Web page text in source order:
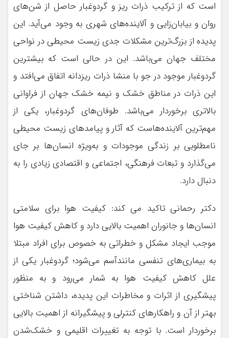
است که از ترکیب ذرات ریز و گردوغبار حاصل از شن‌های
روان و بیابان‌زایی و آلاینده‌های شهری به وجود می‌آید. این
پدیده از بزرگ‌ترین مشکلات جدی زیست محیطی در نواحی
مختلف جهان می‌باشد. این در حالی است که بیشترین
گردوغبار موجود در جو با منشا ذرات ریزدانه اتفاق می‌افتد و
این ذرات در مناطق خشک و نیمه خشک جهان از فراوانی
بالاتری برخوردار می‌باشد. طوفان‌های گردوغبار، یکی از
مهم‌ترین آلاینده‌هاست که آثار و پیامدهای زیست محیطی
نامطلوبی بر زندگی موجودات و به‌ویژه انسان‌ها بر جای
می‌گذارد و تبعات فرهنگی، اجتماعی و اقتصادی زیادی را به
دنبال دارد.
دکتر رحمانی تاکید می کند: کیفیت هوا برای سلامتی
انسان‌ها و جانوران اهمیت بالایی دارد و کاهش کیفیت هوا
موجب ایجاد مشکل و خطراتی به خصوص برای افراد مبتلا
به بیماری‌های تنفسی مانندآسم می‌شود؛ گردوغبار یکی از
علل کاهش کیفیت هوا به شمار می‌رود و به منظور
پیشگیری از اثرات و مخاطرات این پدیده، داشتن شناختی
بهتر از آن و راهکارهای کنترلی و پیشگیرانه از اهمیت بالایی
برخوردار است. با توجه به تغییرات اقلیمی و خشک‌شدن